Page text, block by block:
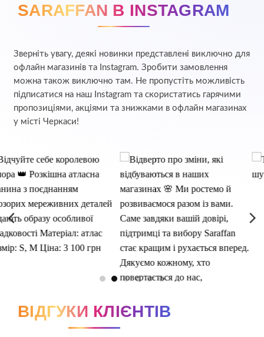
SARAFFAN В INSTAGRAM
Зверніть увагу, деякі новинки представлені виключно для
офлайн магазинів та Instagram. Зробити замовлення
можна також виключно там. Не пропустіть можливість
підписатися на наш Instagram та скористатись гарячими
пропозиціями, акціями та знижками в офлайн магазинах
у місті Черкаси!
ВІДГУКИ КЛІЄНТІВ